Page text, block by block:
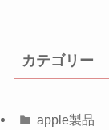
カテゴリー
apple製品